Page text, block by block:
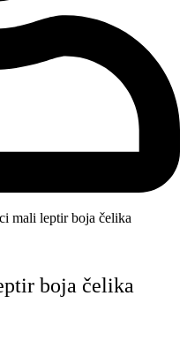
mali leptir boja čelika
boja čelika